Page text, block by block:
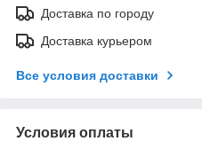
Доставка по городу
Доставка курьером
Все условия доставки
Условия оплаты